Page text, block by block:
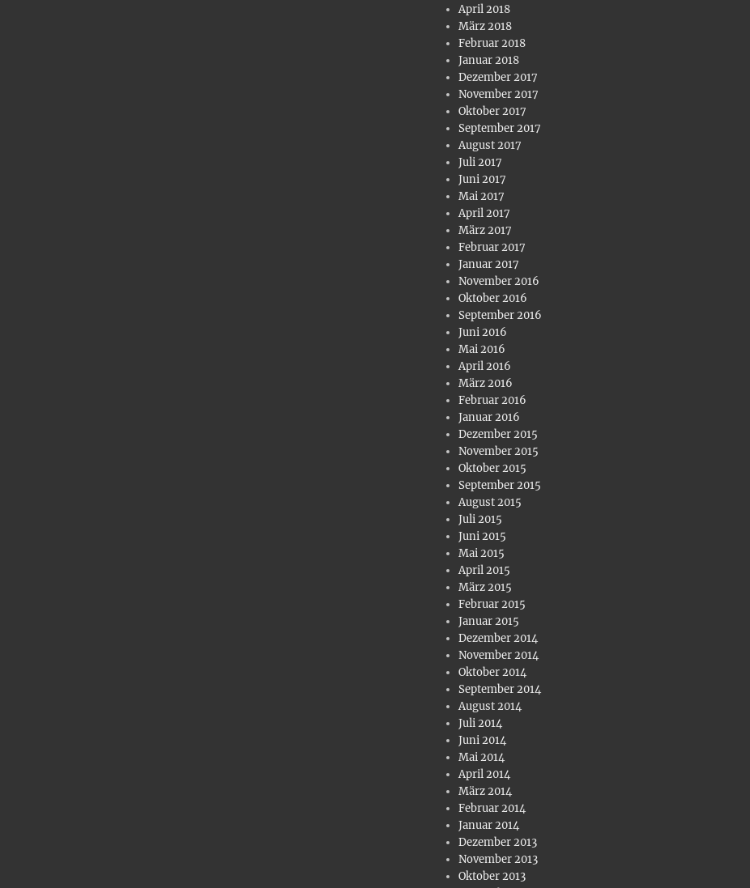
April 2018
März 2018
Februar 2018
Januar 2018
Dezember 2017
November 2017
Oktober 2017
September 2017
August 2017
Juli 2017
Juni 2017
Mai 2017
April 2017
März 2017
Februar 2017
Januar 2017
November 2016
Oktober 2016
September 2016
Juni 2016
Mai 2016
April 2016
März 2016
Februar 2016
Januar 2016
Dezember 2015
November 2015
Oktober 2015
September 2015
August 2015
Juli 2015
Juni 2015
Mai 2015
April 2015
März 2015
Februar 2015
Januar 2015
Dezember 2014
November 2014
Oktober 2014
September 2014
August 2014
Juli 2014
Juni 2014
Mai 2014
April 2014
März 2014
Februar 2014
Januar 2014
Dezember 2013
November 2013
Oktober 2013